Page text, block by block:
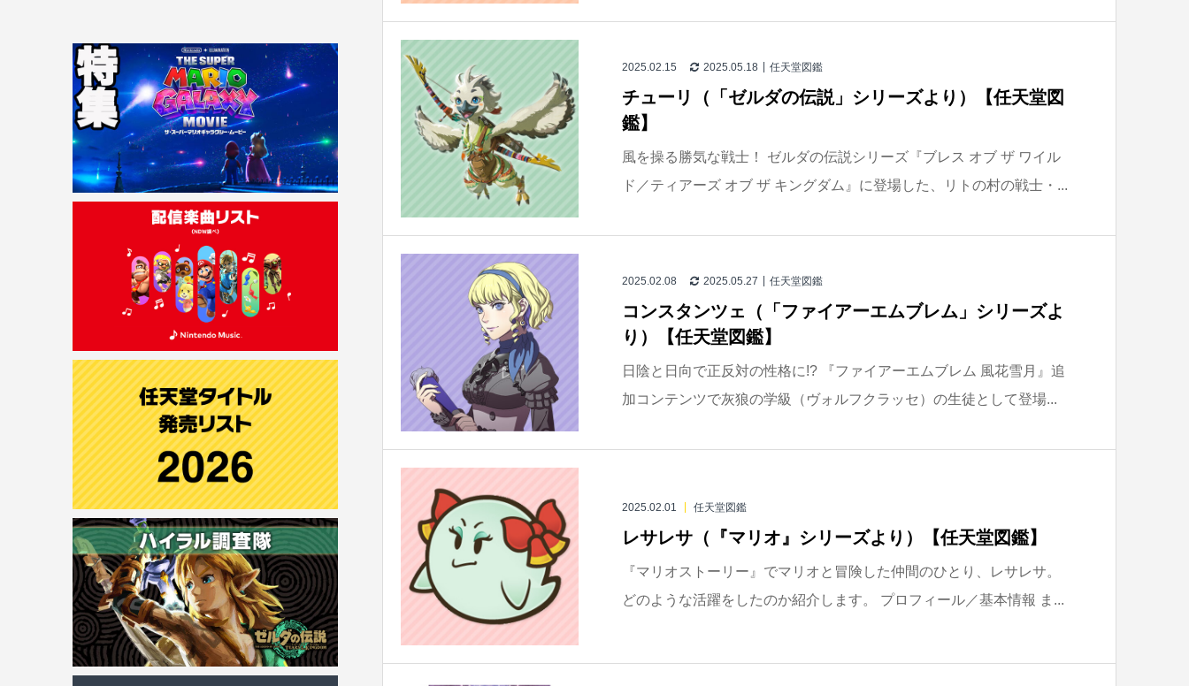
2025.02.15 2025.05.18 任天堂図鑑
チューリ（「ゼルダの伝説」シリーズより）【任天堂図
鑑】
風を操る勝気な戦士！ ゼルダの伝説シリーズ『ブレス オブ ザ ワイル
ド／ティアーズ オブ ザ キングダム』に登場した、リトの村の戦士・...
2025.02.08 2025.05.27 任天堂図鑑
コンスタンツェ（「ファイアーエムブレム」シリーズよ
り）【任天堂図鑑】
日陰と日向で正反対の性格に!? 『ファイアーエムブレム 風花雪月』追
加コンテンツで灰狼の学級（ヴォルフクラッセ）の生徒として登場...
2025.02.01 任天堂図鑑
レサレサ（『マリオ』シリーズより）【任天堂図鑑】
『マリオストーリー』でマリオと冒険した仲間のひとり、レサレサ。
どのような活躍をしたのか紹介します。 プロフィール／基本情報 ま...